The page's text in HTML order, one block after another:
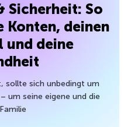
Sicherheit: So
Konten, deinen
und deine
sollte sich unbedingt um
um seine eigene und die